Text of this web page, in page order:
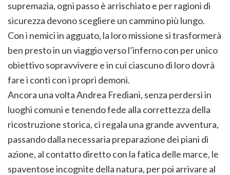
supremazia, ogni passo è arrischiato e per ragioni di
sicurezza devono scegliere un cammino più lungo.
Con i nemici in agguato, la loro missione si trasformerà
ben presto in un viaggio verso l’inferno con per unico
obiettivo sopravvivere e in cui ciascuno di loro dovrà
fare i conti con i propri demoni.
Ancora una volta Andrea Frediani, senza perdersi in
luoghi comuni e tenendo fede alla correttezza della
ricostruzione storica, ci regala una grande avventura,
passando dalla necessaria preparazione dei piani di
azione, al contatto diretto con la fatica delle marce, le
spaventose incognite della natura, per poi arrivare al